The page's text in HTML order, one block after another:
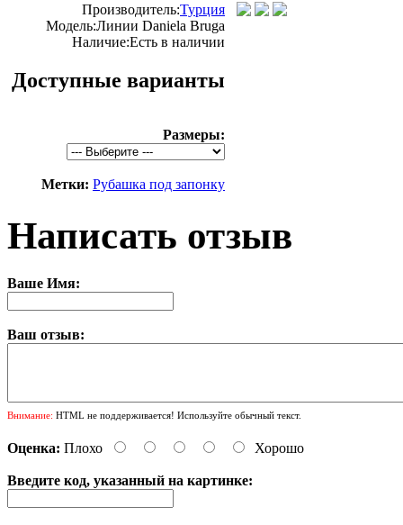
Производитель:Турция
Модель:Линии Daniela Bruga
Наличие:Есть в наличии
Доступные варианты
Размеры:
Метки: Рубашка под запонку
Написать отзыв
Ваше Имя:
Ваш отзыв:
Внимание: HTML не поддерживается! Используйте обычный текст.
Оценка: Плохо Хорошо
Введите код, указанный на картинке: